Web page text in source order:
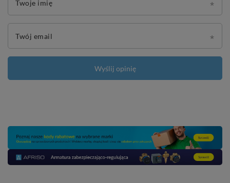
Twoje imię
Twój email
Wyślij opinię